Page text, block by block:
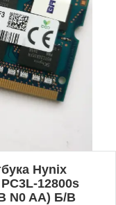
Hynix
12800s
N0 AA) Б/В